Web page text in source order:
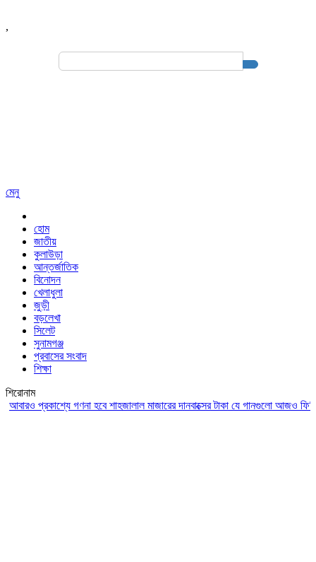
,
Search
মেনু
হোম
জাতীয়
কুলাউড়া
আন্তর্জাতিক
বিনোদন
খেলাধুলা
জুড়ী
বড়লেখা
সিলেট
সুনামগঞ্জ
প্রবাসের সংবাদ
শিক্ষা
শিরোনাম
প্রকাশ্যে গণনা হবে শাহজালাল মাজারের দানবাক্সের টাকাযে গানগুলো আজও ফিরিয়ে